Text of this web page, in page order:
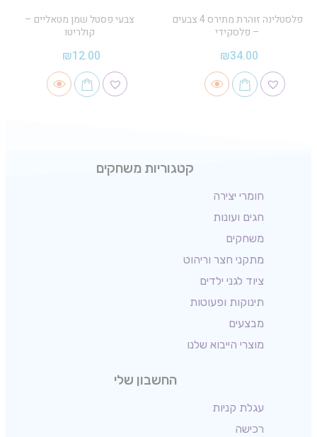
פלסטלינה זוהרת מתירס 4 צבעים
– פלסקידי
₪34.00
צבעי פסטל שמן מטאליים –
קולריטו
₪12.00
קטגוריות משחקים
חומרי יצירה
חגים ועונות
משחקים
מתקני חצר וריהוט
ציוד לגני ילדים
תינוקות ופעוטות
מבצעים
מוצרי הייבוא שלנו
החשבון שלי
עגלת קניות
רכישה